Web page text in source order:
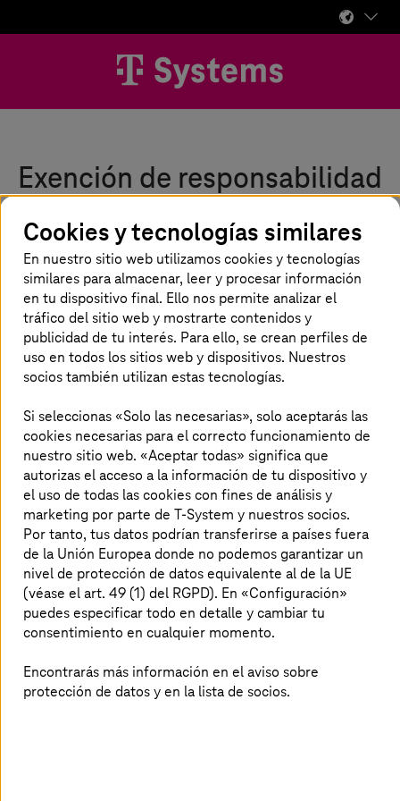
Exención de responsabilidad
T-Systems International GmbH no garantiza que la
información proporcionada en este sitio web sea
completa, precisa y siempre actual. Esto también se
aplica a todos los enlaces citados y menús de navegación
en este sitio, ya sea directa o indirectamente.T-Systems
Argentina no se hace responsable de los contenidos de
las páginas a las que se acceda al seleccionar cualquier
enlace.
cambiar o agregar a la información proporcionada sin
previo aviso.
Al hacer esta información disponible,T-Systems
International GmbH no establece la base para ninguna
oferta sobre información, consultoría o relaciones
contractuales similares. Se excluye cualquier
responsabilidad por el uso del contenido de la web o de
la exactitud del contenido o de la disponibilidad de la
página web.
T-SystemsInternational GmbH y sus filiales no asumen
responsabilidad alguna por pérdidas reales, directas o
disponibilidad de uso, pérdidas de datos o la pérdida de
beneficios en relación con el uso de documentos o
información accesible a través de este sitio web.
Cookies y tecnologías similares
En nuestro sitio web utilizamos cookies y tecnologías
similares para almacenar, leer y procesar información
en tu dispositivo final. Ello nos permite analizar el
tráfico del sitio web y mostrarte contenidos y
publicidad de tu interés. Para ello, se crean perfiles de
uso en todos los sitios web y dispositivos. Nuestros
socios también utilizan estas tecnologías.
Si seleccionas «Solo las necesarias», solo aceptarás las
cookies necesarias para el correcto funcionamiento de
nuestro sitio web. «Aceptar todas» significa que
autorizas el acceso a la información de tu dispositivo y
el uso de todas las cookies con fines de análisis y
marketing por parte de T-System y nuestros socios.
Por tanto, tus datos podrían transferirse a países fuera
de la Unión Europea donde no podemos garantizar un
nivel de protección de datos equivalente al de la UE
(véase el art. 49 (1) del RGPD). En «Configuración»
puedes especificar todo en detalle y cambiar tu
consentimiento en cualquier momento.
Encontrarás más información en el aviso sobre
protección de datos y en la lista de socios.